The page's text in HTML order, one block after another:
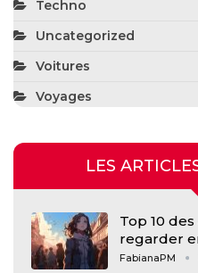
Techno
Uncategorized
Voitures
Voyages
LES
Top 10
regarder
FabianaPM